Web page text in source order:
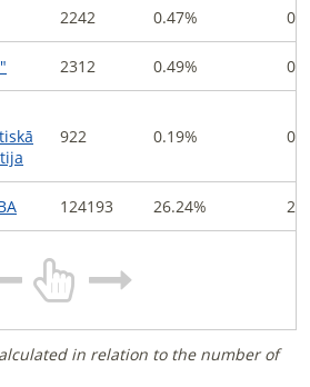
2242 0.47% 0
2312 0.49% 0
922 0.19% 0
124193 26.24% 2
in relation to the number of